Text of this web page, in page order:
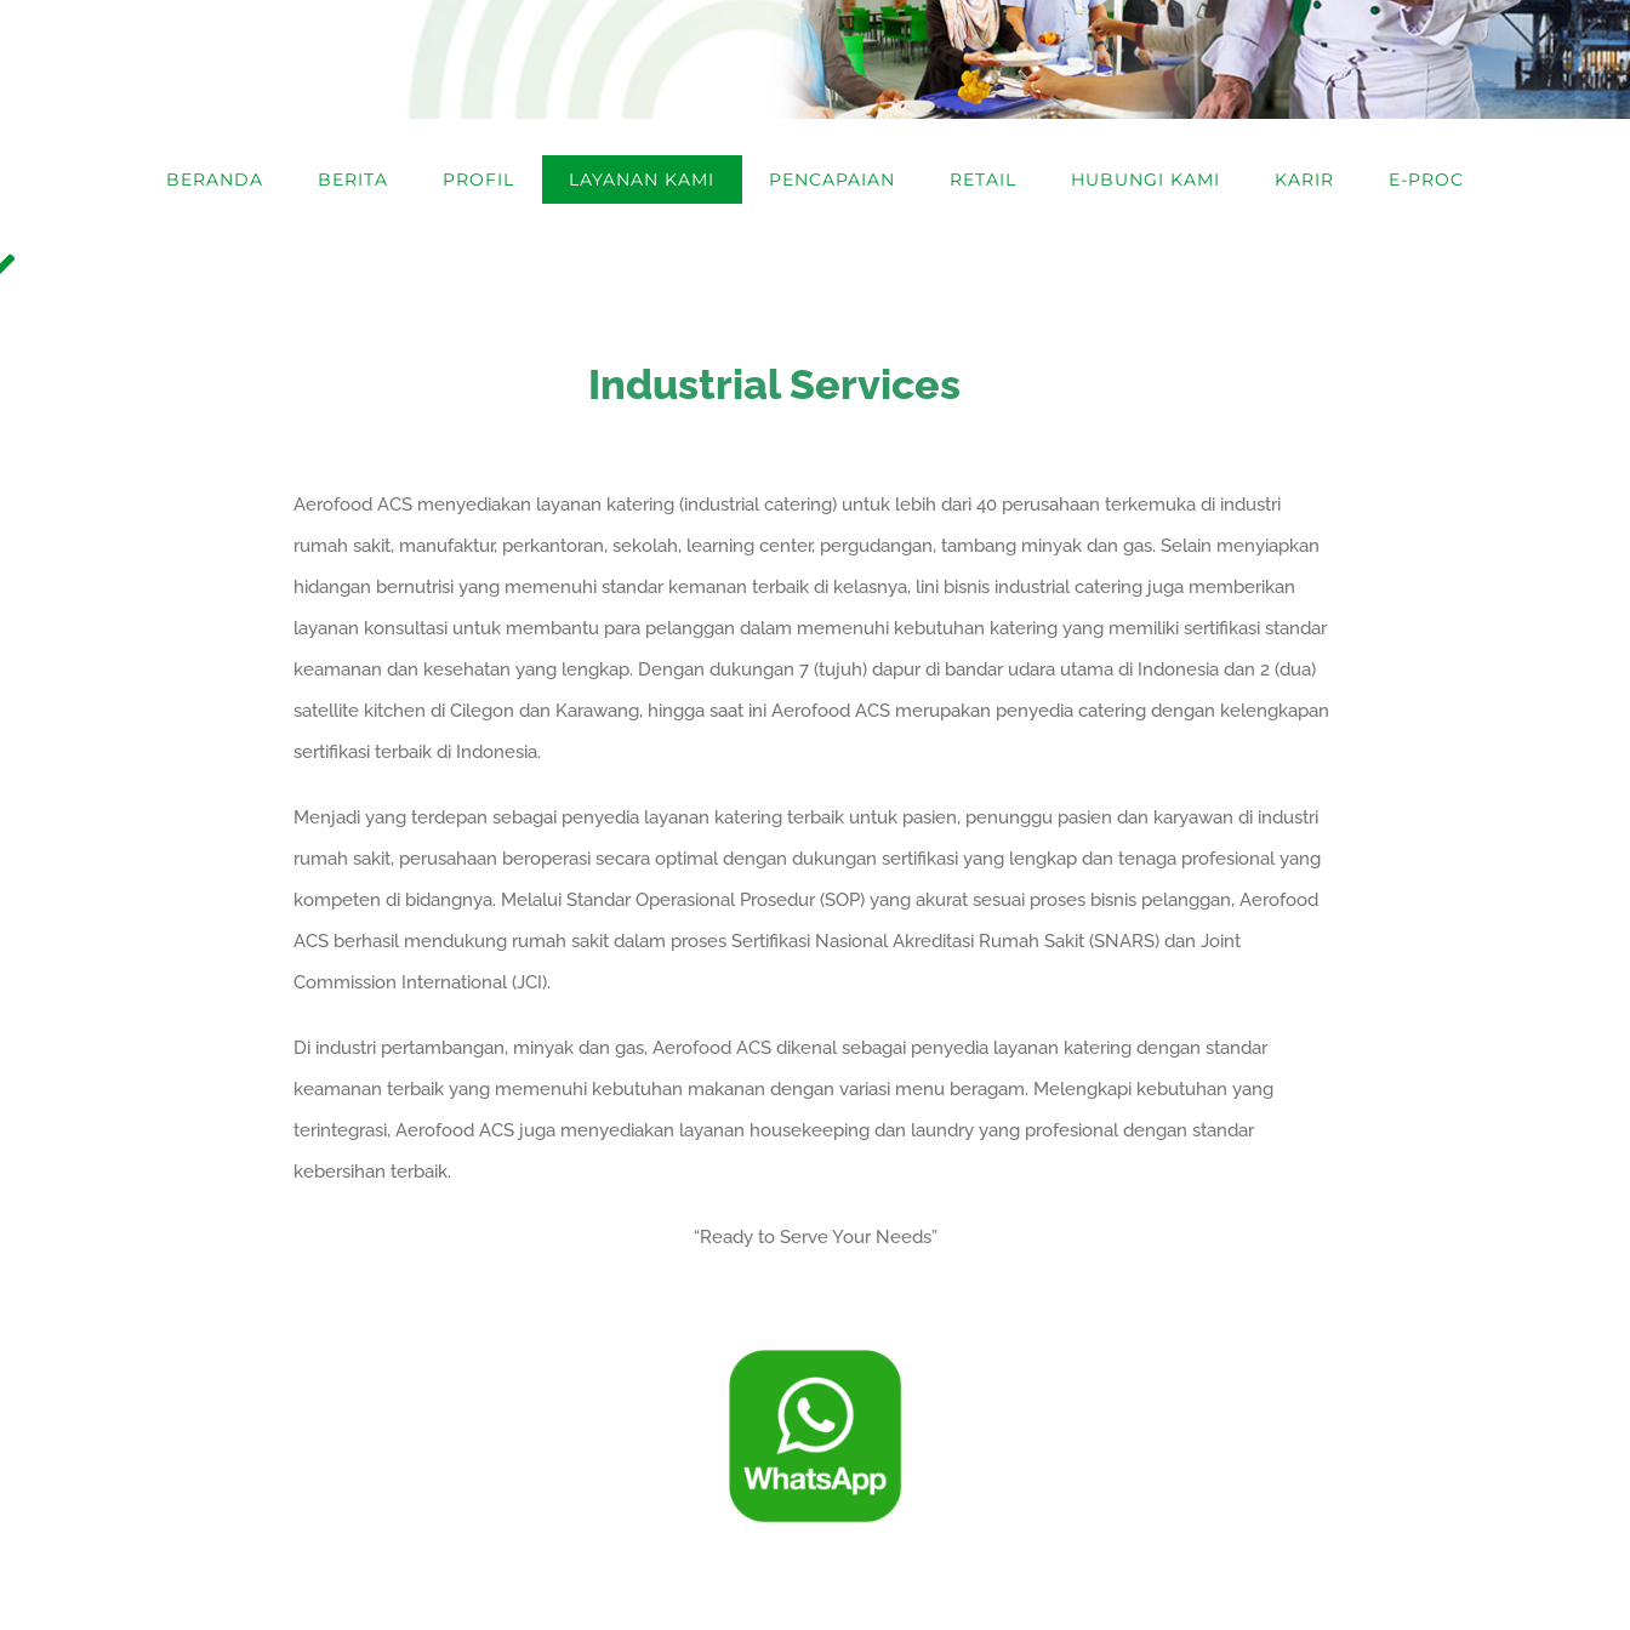
BERANDA BERITA PROFIL LAYANAN KAMI PENCAPAIAN RETAIL HUBUNGI KAMI KARIR E-PROC
Industrial Services
Aerofood ACS menyediakan layanan katering (industrial catering) untuk lebih dari 40 perusahaan terkemuka di industri
rumah sakit, manufaktur, perkantoran, sekolah, learning center, pergudangan, tambang minyak dan gas. Selain menyiapkan
hidangan bernutrisi yang memenuhi standar kemanan terbaik di kelasnya, lini bisnis industrial catering juga memberikan
layanan konsultasi untuk membantu para pelanggan dalam memenuhi kebutuhan katering yang memiliki sertifikasi standar
keamanan dan kesehatan yang lengkap. Dengan dukungan 7 (tujuh) dapur di bandar udara utama di Indonesia dan 2 (dua)
satellite kitchen di Cilegon dan Karawang, hingga saat ini Aerofood ACS merupakan penyedia catering dengan kelengkapan
sertifikasi terbaik di Indonesia.
Menjadi yang terdepan sebagai penyedia layanan katering terbaik untuk pasien, penunggu pasien dan karyawan di industri
rumah sakit, perusahaan beroperasi secara optimal dengan dukungan sertifikasi yang lengkap dan tenaga profesional yang
kompeten di bidangnya. Melalui Standar Operasional Prosedur (SOP) yang akurat sesuai proses bisnis pelanggan, Aerofood
ACS berhasil mendukung rumah sakit dalam proses Sertifikasi Nasional Akreditasi Rumah Sakit (SNARS) dan Joint
Commission International (JCI).
Di industri pertambangan, minyak dan gas, Aerofood ACS dikenal sebagai penyedia layanan katering dengan standar
keamanan terbaik yang memenuhi kebutuhan makanan dengan variasi menu beragam. Melengkapi kebutuhan yang
terintegrasi, Aerofood ACS juga menyediakan layanan housekeeping dan laundry yang profesional dengan standar
kebersihan terbaik.
“Ready to Serve Your Needs”